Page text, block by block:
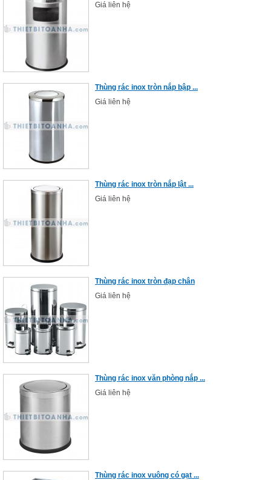
Giá liên hệ
Thùng rác inox tròn nắp bập ...
Giá liên hệ
Thùng rác inox tròn nắp lật ...
Giá liên hệ
Thùng rác inox tròn đạp chân
Giá liên hệ
Thùng rác inox văn phòng nắp ...
Giá liên hệ
Thùng rác inox vuông có gạt ...